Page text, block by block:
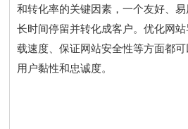
和转化率的关键因素，一个友好、
长时间停留并转化成客户。优化网
载速度、保证网站安全性等方面都
用户黏性和忠诚度。